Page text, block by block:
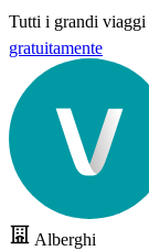
Tutti i grandi viaggi
gratuitamente
Alberghi